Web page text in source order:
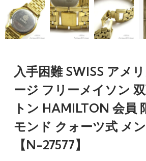
入手困難 SWISS アメ
ージ フリーメイソン
トン HAMILTON 会員
モンド クォーツ式 メ
【N-27577】